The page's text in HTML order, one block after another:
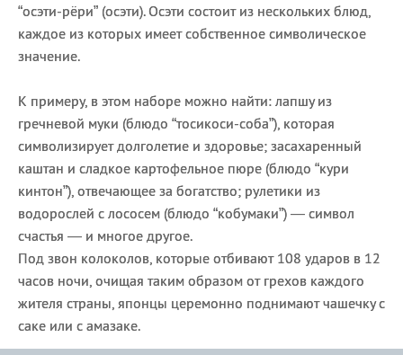
“осэти-рёри” (осэти). Осэти состоит из нескольких блюд,
каждое из которых имеет собственное символическое
значение.
К примеру, в этом наборе можно найти: лапшу из
гречневой муки (блюдо “тосикоси-соба”), которая
символизирует долголетие и здоровье; засахаренный
каштан и сладкое картофельное пюре (блюдо “кури
кинтон”), отвечающее за богатство; рулетики из
водорослей с лососем (блюдо “кобумаки”) — символ
счастья — и многое другое.
Под звон колоколов, которые отбивают 108 ударов в 12
часов ночи, очищая таким образом от грехов каждого
жителя страны, японцы церемонно поднимают чашечку с
саке или с амазаке.